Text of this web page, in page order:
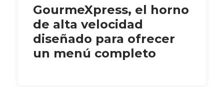
GourmeXpress, el horno
de alta velocidad
diseñado para ofrecer
un menú completo